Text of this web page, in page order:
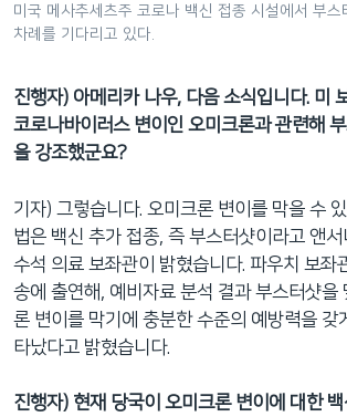
미국 메사추세츠주 코로나 백신 접종 시설에서 부스
차례를 기다리고 있다.
진행자) 아메리카 나우, 다음 소식입니다. 미
코로나바이러스 변이인 오미크론과 관련해
을 강조했군요?
기자) 그렇습니다. 오미크론 변이를 막을 수
법은 백신 추가 접종, 즉 부스터샷이라고 앤
수석 의료 보좌관이 밝혔습니다. 파우치 보
송에 출연해, 예비자료 분석 결과 부스터샷을
론 변이를 막기에 충분한 수준의 예방력을 갖
타났다고 밝혔습니다.
진행자) 현재 당국이 오미크론 변이에 대한